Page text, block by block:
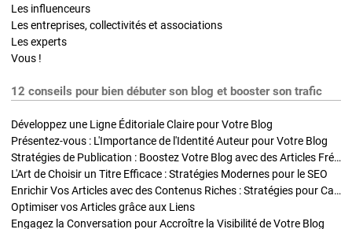
Les influenceurs
Les entreprises, collectivités et associations
Les experts
Vous !
12 conseils pour bien débuter son blog et booster son trafic
Développez une Ligne Éditoriale Claire pour Votre Blog
Présentez-vous : L'Importance de l'Identité Auteur pour Votre Blog
Stratégies de Publication : Boostez Votre Blog avec des Articles Fréquents et Exclusifs
L'Art de Choisir un Titre Efficace : Stratégies Modernes pour le SEO
Enrichir Vos Articles avec des Contenus Riches : Stratégies pour Captiver et Optimiser
Optimiser vos Articles grâce aux Liens
Engagez la Conversation pour Accroître la Visibilité de Votre Blog